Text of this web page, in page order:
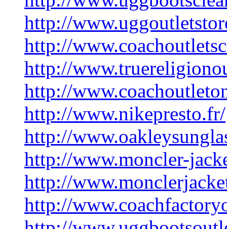
http://
http://
http://
http://
http://www.nikepresto.fr/
http://
http://www.moncler-
http://
http://